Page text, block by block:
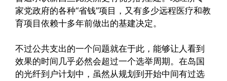
家党政府的各种“省钱”项目，又有多少远程医疗和教
育项目依赖十多年前做出的基建决定。
不过公共支出的一个问题就在于此，能够让人看到
效果的时间几乎必然会超过一个选举周期。在岛国
的光纤到户计划中，虽然从规划到开始中间有过选